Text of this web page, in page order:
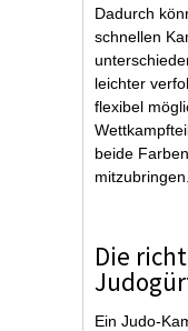
Dadurch
schnellen
leichter
flexibel
beide
mitzubringen.
Die
Ein Judo-